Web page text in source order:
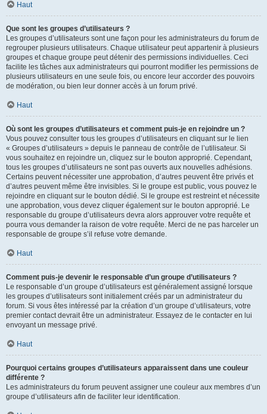
Haut
Que sont les groupes d’utilisateurs ?
Les groupes d’utilisateurs sont une façon pour les administrateurs du forum de
regrouper plusieurs utilisateurs. Chaque utilisateur peut appartenir à plusieurs
groupes et chaque groupe peut détenir des permissions individuelles. Ceci
facilite les tâches aux administrateurs qui pourront modifier les permissions de
plusieurs utilisateurs en une seule fois, ou encore leur accorder des pouvoirs
de modération, ou bien leur donner accès à un forum privé.
Haut
Où sont les groupes d’utilisateurs et comment puis-je en rejoindre un ?
Vous pouvez consulter tous les groupes d’utilisateurs en cliquant sur le lien
« Groupes d’utilisateurs » depuis le panneau de contrôle de l’utilisateur. Si
vous souhaitez en rejoindre un, cliquez sur le bouton approprié. Cependant,
tous les groupes d’utilisateurs ne sont pas ouverts aux nouvelles adhésions.
Certains peuvent nécessiter une approbation, d’autres peuvent être privés et
d’autres peuvent même être invisibles. Si le groupe est public, vous pouvez le
rejoindre en cliquant sur le bouton dédié. Si le groupe est restreint et nécessite
une approbation, vous devez cliquer également sur le bouton approprié. Le
responsable du groupe d’utilisateurs devra alors approuver votre requête et
pourra vous demander la raison de votre requête. Merci de ne pas harceler un
responsable de groupe s’il refuse votre demande.
Haut
Comment puis-je devenir le responsable d’un groupe d’utilisateurs ?
Le responsable d’un groupe d’utilisateurs est généralement assigné lorsque
les groupes d’utilisateurs sont initialement créés par un administrateur du
forum. Si vous êtes intéressé par la création d’un groupe d’utilisateurs, votre
premier contact devrait être un administrateur. Essayez de le contacter en lui
envoyant un message privé.
Haut
Pourquoi certains groupes d’utilisateurs apparaissent dans une couleur
différente ?
Les administrateurs du forum peuvent assigner une couleur aux membres d’un
groupe d’utilisateurs afin de faciliter leur identification.